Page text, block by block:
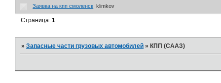
Заявка на кпп смоленск klimkov
Страница:1
»Запасные части грузовых автомобилей » КПП (СААЗ)